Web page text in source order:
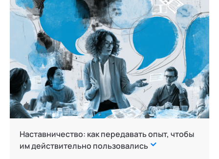
Наставничество: как передавать опыт, чтобы
им действительно пользовались